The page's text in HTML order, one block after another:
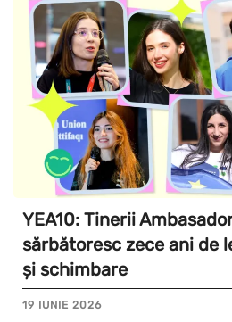
YEA10: Tinerii
sărbătoresc zece ani de
și schimbare
19 IUNIE 2026